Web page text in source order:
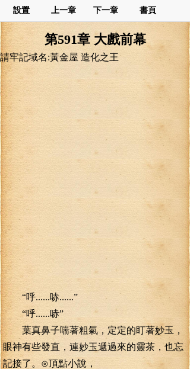
設置 上一章 下一章 書頁
第591章 大戲前幕
請牢記域名:黃金屋 造化之王
“呼......哧......”
“呼......哧”
葉真鼻子喘著粗氣，定定的盯著妙玉，
眼神有些發直，連妙玉遞過來的靈茶，也忘
記接了。⊙頂點小說，